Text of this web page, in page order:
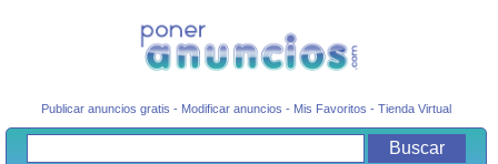
Publicar anuncios gratis - Modificar anuncios - Mis Favoritos -Tienda Virtual